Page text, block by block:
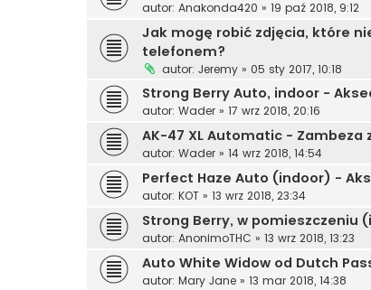
autor: Anakonda420 » 19 paź 2018, 9:12
Jak mogę robić zdjęcia, które
telefonem?
autor: Jeremy » 05 sty 2017, 10:18
Strong Berry Auto, indoor -
autor: Wader » 17 wrz 2018, 20:16
AK-47 XL Automatic - Zambeza
autor: Wader » 14 wrz 2018, 14:54
Perfect Haze Auto (indoor) -
autor: KOT » 13 wrz 2018, 23:34
Strong Berry, w pomieszczeniu
autor: AnonimoTHC » 13 wrz 2018, 13:23
Auto White Widow od Dutch
autor: Mary Jane » 13 mar 2018, 14:38